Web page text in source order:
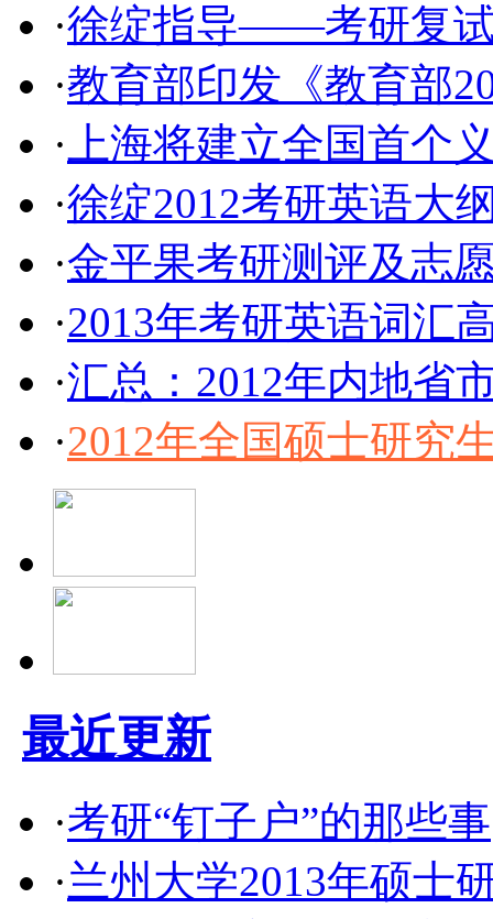
·徐绽指导——考研复
·教育部印发《教育部
· 上海将建立全国首个
·徐绽2012考研英语大
·金平果考研测评及志
·2013年考研英语词汇
·汇总：2012年内地省
·2012年全国硕士研究
最近更新
·考研“钉子户”的那些事
·兰州大学2013年硕士